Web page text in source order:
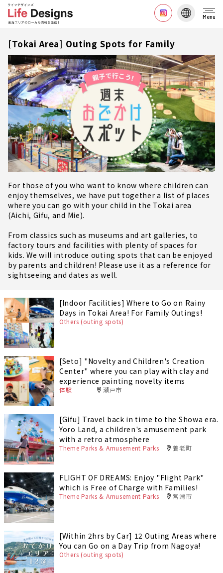
Menu
[Tokai Area] Outing Spots for Family
For those of you who want to know where children can
enjoy themselves, we have put together a list of places
where you can go with your child in the Tokai area
(Aichi, Gifu, and Mie).
From classics such as museums and art galleries, to
factory tours and facilities with plenty of spaces for
kids. We will introduce outing spots that can be enjoyed
by parents and children! Please use it as a reference for
sightseeing and dates as well.
[Indoor Facilities] Where to Go on Rainy
Days in Tokai Area! For Family Outings!
Others (outing spots)
[Seto] "Novelty and Children's Creation
Center" where you can play with clay and
experience painting novelty items
体験 瀬戸市
[Gifu] Travel back in time to the Showa era.
Yoro Land, a children's amusement park
with a retro atmosphere
Theme Parks & Amusement Parks 養老町
FLIGHT OF DREAMS: Enjoy "Flight Park"
which is Free of Charge with Families!
Theme Parks & Amusement Parks 常滑市
[Within 2hrs by Car] 12 Outing Areas where
You can Go on a Day Trip from Nagoya!
Others (outing spots)